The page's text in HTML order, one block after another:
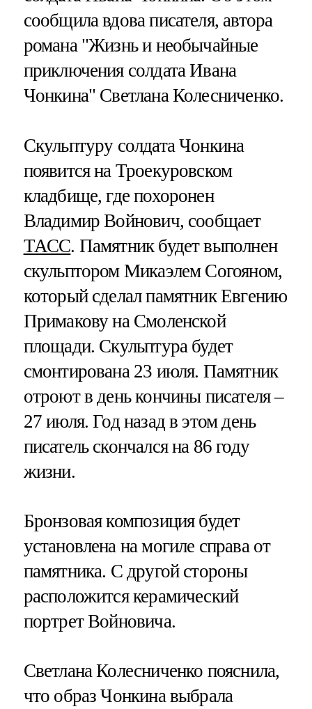
сообщила вдова писателя, автора
романа "Жизнь и необычайные
приключения солдата Ивана
Чонкина" Светлана Колесниченко.
Скульптуру солдата Чонкина
появится на Троекуровском
кладбище, где похоронен
Владимир Войнович, сообщает
ТАСС. Памятник будет выполнен
скульптором Микаэлем Согояном,
который сделал памятник Евгению
Примакову на Смоленской
площади. Скульптура будет
смонтирована 23 июля. Памятник
отроют в день кончины писателя –
27 июля. Год назад в этом день
писатель скончался на 86 году
жизни.
Бронзовая композиция будет
установлена на могиле справа от
памятника. С другой стороны
расположится керамический
портрет Войновича.
Светлана Колесниченко пояснила,
что образ Чонкина выбрала